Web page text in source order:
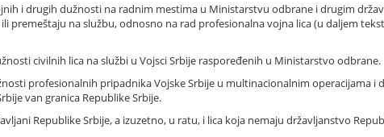
i drugih dužnosti na radnim mestima u Ministarstvu odbrane i drugim
premeštaju na službu, odnosno na rad profesionalna vojna lica (u daljem
civilnih lica na službi u Vojsci Srbije raspoređenih u Ministarstvo odbrane.
profesionalnih pripadnika Vojske Srbije u multinacionalnim operacijama
van granica Republike Srbije.
Republike Srbije, a izuzetno, u ratu, i lica koja nemaju državljanstvo